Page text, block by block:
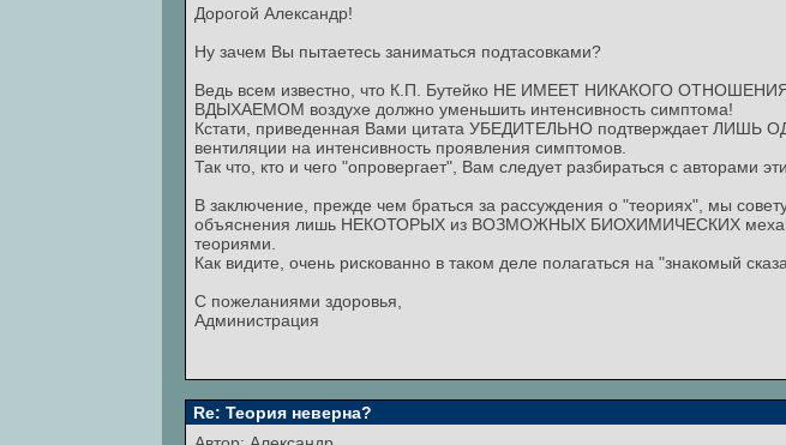
Дорогой Александр!
Ну зачем Вы пытаетесь заниматься подтасовками?
Ведь всем известно, что К.П. Бутейко НЕ ИМЕЕТ НИКАКОГО ОТНОШЕНИЯ
ВДЫХАЕМОМ воздухе должно уменьшить интенсивность симптома!
Кстати, приведенная Вами цитата УБЕДИТЕЛЬНО подтверждает ЛИШЬ
вентиляции на интенсивность проявления симптомов.
Так что, кто и чего "опровергает", Вам следует разбираться с авторами
В заключение, прежде чем браться за рассуждения о "теориях", мы
объяснения лишь НЕКОТОРЫХ из ВОЗМОЖНЫХ БИОХИМИЧЕСКИХ
теориями.
Как видите, очень рискованно в таком деле полагаться на "знакомый
С пожеланиями здоровья,
Администрация
Re: Теория неверна?